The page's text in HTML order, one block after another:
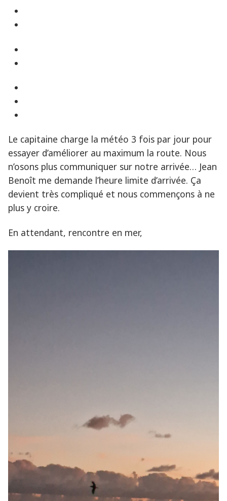
Le capitaine charge la météo 3 fois par jour pour
essayer d’améliorer au maximum la route. Nous
n’osons plus communiquer sur notre arrivée… Jean
Benoît me demande l’heure limite d’arrivée. Ça
devient très compliqué et nous commençons à ne
plus y croire.
En attendant, rencontre en mer,